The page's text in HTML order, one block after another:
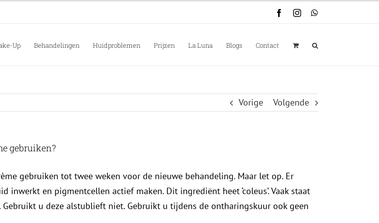
FacebookInstagramWhatsApp
Up Behandelingen Huidproblemen Prijzen La Luna Blogs Contact
Vorige Volgende
gebruiken?
gebruiken tot twee weken voor de nieuwe behandeling. Maar let op. Er
en pigmentcellen actief maken. Dit ingrediënt heet ‘coleus’. Vaak staat
Gebruikt u deze alstublieft niet. Gebruikt u tijdens de ontharingskuur ook geen